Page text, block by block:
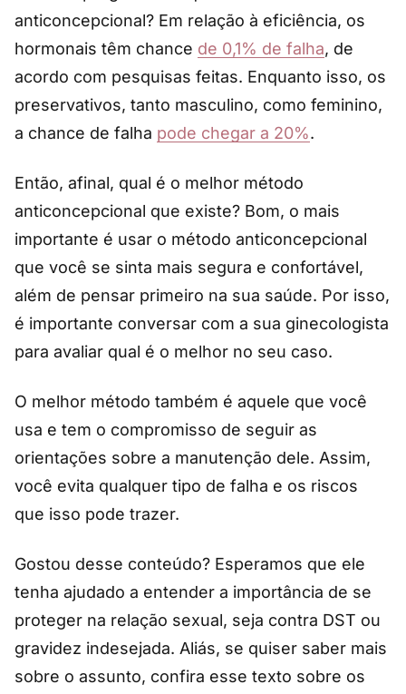
anticoncepcional? Em relação à eficiência, os
hormonais têm chance de 0,1% de falha, de
acordo com pesquisas feitas. Enquanto isso, os
preservativos, tanto masculino, como feminino,
a chance de falha pode chegar a 20%.
Então, afinal, qual é o melhor método
anticoncepcional que existe? Bom, o mais
importante é usar o método anticoncepcional
que você se sinta mais segura e confortável,
além de pensar primeiro na sua saúde. Por isso,
é importante conversar com a sua ginecologista
para avaliar qual é o melhor no seu caso.
O melhor método também é aquele que você
usa e tem o compromisso de seguir as
orientações sobre a manutenção dele. Assim,
você evita qualquer tipo de falha e os riscos
que isso pode trazer.
Gostou desse conteúdo? Esperamos que ele
tenha ajudado a entender a importância de se
proteger na relação sexual, seja contra DST ou
gravidez indesejada. Aliás, se quiser saber mais
sobre o assunto, confira esse texto sobre os